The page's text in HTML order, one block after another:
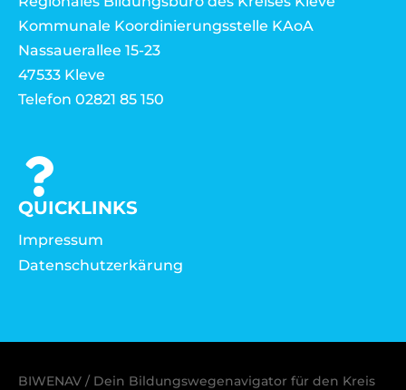
Kommunale Koordinierungsstelle KAoA
Nassauerallee 15-23
47533 Kleve
Telefon 02821 85 150
QUICKLINKS
Impressum
Datenschutzerkärung
BIWENAV / Dein Bildungswegenavigator für den Kreis